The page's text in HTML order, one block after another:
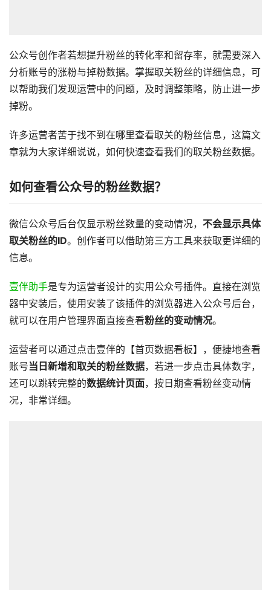
公众号创作者若想提升粉丝的转化率和留存率，就需要深入
分析账号的涨粉与掉粉数据。掌握取关粉丝的详细信息，可
以帮助我们发现运营中的问题，及时调整策略，防止进一步
掉粉。
许多运营者苦于找不到在哪里查看取关的粉丝信息，这篇文
章就为大家详细说说，如何快速查看我们的取关粉丝数据。
如何查看公众号的粉丝数据？
微信公众号后台仅显示粉丝数量的变动情况， 不会显示具体
取关粉丝的ID。创作者可以借助第三方工具来获取更详细的
信息。
壹伴助手是专为运营者设计的实用公众号插件。直接在浏览
器中安装后，使用安装了该插件的浏览器进入公众号后台，
就可以在用户管理界面直接查看粉丝的变动情况。
运营者可以通过点击壹伴的【首页数据看板】，便捷地查看
账号当日新增和取关的粉丝数据，若进一步点击具体数字，
还可以跳转完整的数据统计页面，按日期查看粉丝变动情
况，非常详细。